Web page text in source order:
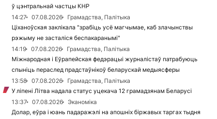
ў цэнтральнай частцы КНР
14:27
07.08.2026
Грамадства, Палітыка
Ціханоўская заклікала "зрабіць усё магчымае, каб злачынствы
рэжыму не засталіся беспакаранымі"
14:19
07.08.2026
Грамадства, Палітыка
Міжнародная і Еўрапейская федэрацыі журналістаў патрабуюць
спыніць пераслед прадстаўнікоў беларускай медыясферы
13:58
07.08.2026
Грамадства, Палітыка
У ліпені Літва надала статус уцекача 12 грамадзянам Беларусі
13:37
07.08.2026
Эканоміка
Долар, еўра і юань падаражэлі на апошніх біржавых таргах тыдня